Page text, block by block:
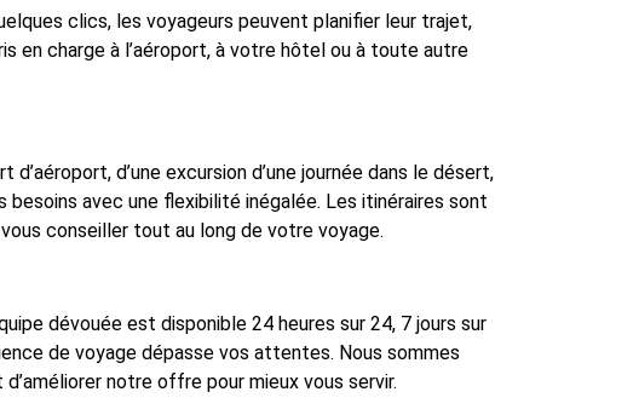
clics, les voyageurs peuvent planifier leur trajet,
en charge à l’aéroport, à votre hôtel ou à toute autre
d’une excursion d’une journée dans le désert,
besoins avec une flexibilité inégalée. Les itinéraires sont
conseiller tout au long de votre voyage.
dévouée est disponible 24 heures sur 24, 7 jours sur
de voyage dépasse vos attentes. Nous sommes
notre offre pour mieux vous servir.